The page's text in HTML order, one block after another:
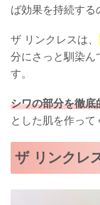
ば効果を持続する
ザ リンクレスは、
分にさっと馴染ん
す。
シワの部分を徹底
とした肌を作って
ザ リンクレ